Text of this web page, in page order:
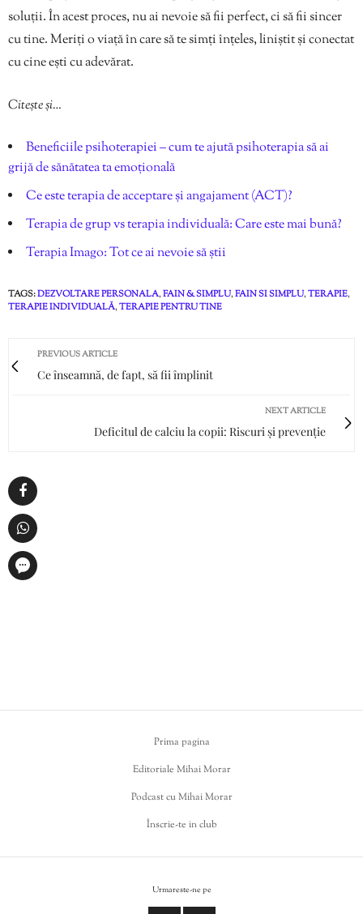
soluții. În acest proces, nu ai nevoie să fii perfect, ci să fii sincer
cu tine. Meriți o viață în care să te simți înțeles, liniștit și conectat
cu cine ești cu adevărat.
Citește și…
Beneficiile psihoterapiei – cum te ajută psihoterapia să ai
grijă de sănătatea ta emoțională
Ce este terapia de acceptare și angajament (ACT)?
Terapia de grup vs terapia individuală: Care este mai bună?
Terapia Imago: Tot ce ai nevoie să știi
TAGS:DEZVOLTARE PERSONALA,FAIN & SIMPLU,FAIN SI SIMPLU,TERAPIE,
TERAPIE INDIVIDUALĂ,TERAPIE PENTRU TINE
PREVIOUS ARTICLE
Ce înseamnă, de fapt, să fii împlinit
NEXT ARTICLE
Deficitul de calciu la copii: Riscuri și prevenție
Prima pagina
Editoriale Mihai Morar
Podcast cu Mihai Morar
Înscrie-te in club
Urmareste-ne pe